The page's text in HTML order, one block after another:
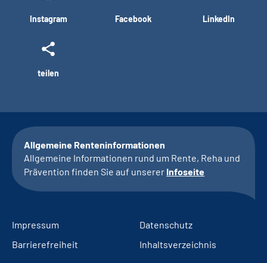
Instagram Facebook LinkedIn
teilen
Allgemeine Renteninformationen
Allgemeine Informationen rund um Rente, Reha und
Prävention finden Sie auf unserer Infoseite
Impressum
Datenschutz
Barrierefreiheit
Inhaltsverzeichnis